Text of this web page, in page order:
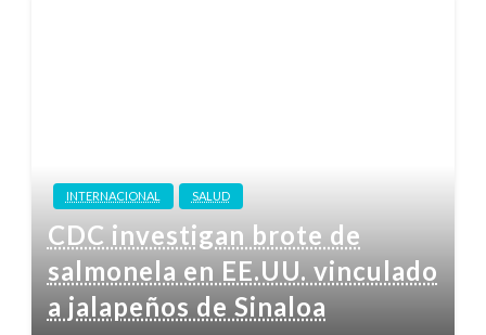
INTERNACIONAL SALUD
CDC investigan brote de
salmonela en EE.UU. vinculado
a jalapeños de Sinaloa